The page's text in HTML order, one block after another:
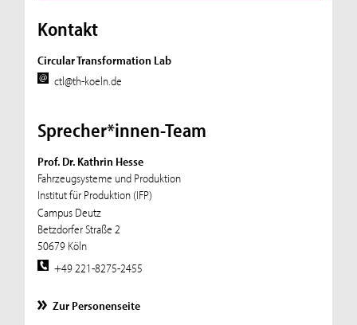
Kontakt
Circular Transformation Lab
ctl@th-koeln.de
Sprecher*innen-Team
Prof. Dr. Kathrin Hesse
Fahrzeugsysteme und Produktion
Institut für Produktion (IFP)
Campus Deutz
Betzdorfer Straße 2
50679 Köln
+49 221-8275-2455
Zur Personenseite